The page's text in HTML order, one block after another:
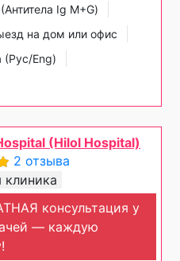
Ig М+G)
на дом или офис
(Рус/Eng)
(Hilol Hospital)
2 отзыва
клиника
консультация у
— каждую